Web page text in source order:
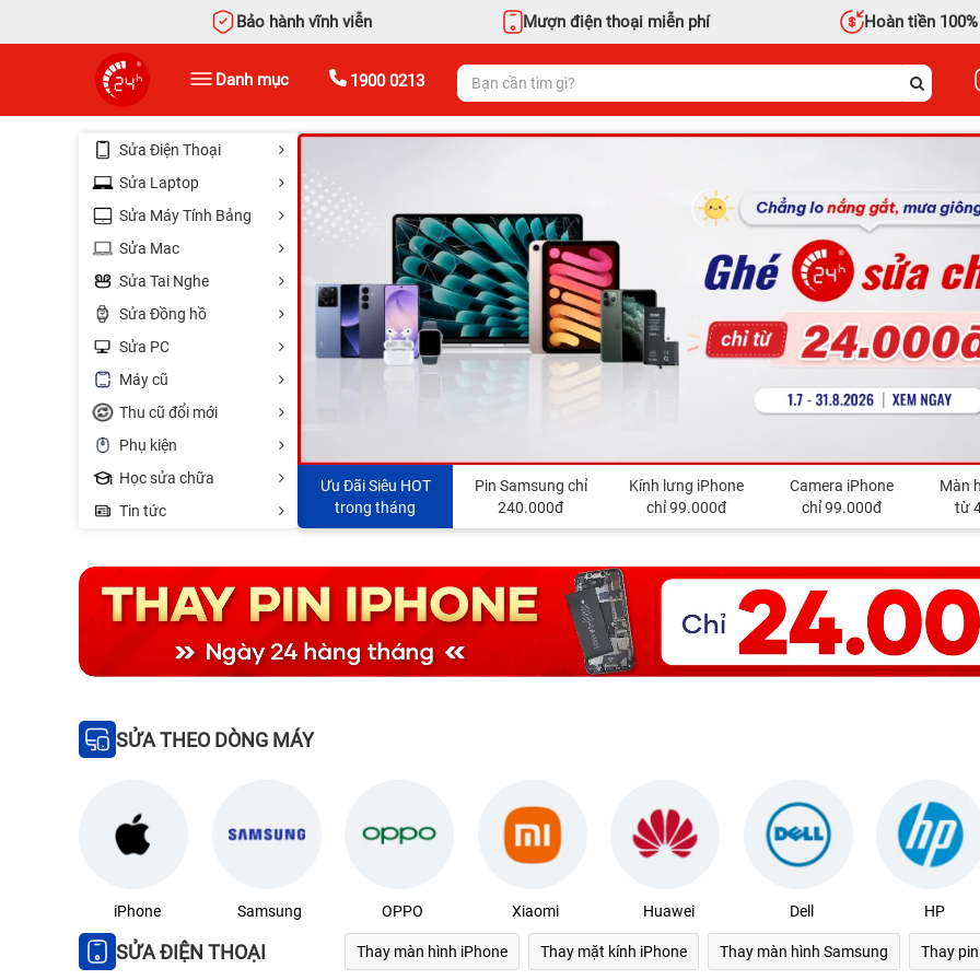
Bảo hành vĩnh viễn Mượn điện thoại miễn phí Hoàn tiền 100%
Danh mục 1900 0213
Sửa Điện Thoại
Sửa Laptop
Sửa Máy Tính Bảng
Sửa Mac
Sửa Tai Nghe
Sửa Đồng hồ
Sửa PC
Máy cũ
Thu cũ đổi mới
Phụ kiện
Học sửa chữa
Tin tức
Thay RAM chỉ
350.000đ
Bàn phím
Ưu Đãi Siêu HOT
trong tháng
Pin Samsung chỉ
240.000đ
Kính lưng iPhone
chỉ 99.000đ
Camera iPhone
chỉ 99.000đ
Màn
từ
SỬA THEO DÒNG MÁY
iPhone Samsung OPPO Xiaomi Huawei Dell HP
SỬA ĐIỆN THOẠI Thay màn hình iPhone Thay mặt kính iPhone Thay màn hình Samsung Thay